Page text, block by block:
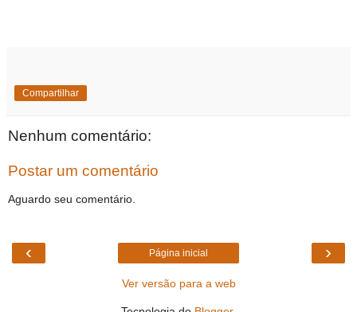
Compartilhar
Nenhum comentário:
Postar um comentário
Aguardo seu comentário.
‹ ›
Página inicial
Ver versão para a web